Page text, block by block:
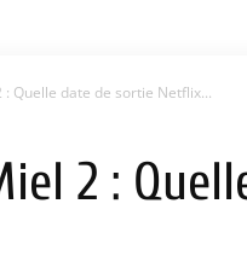
Quelle date de sortie Netflix...
2 :